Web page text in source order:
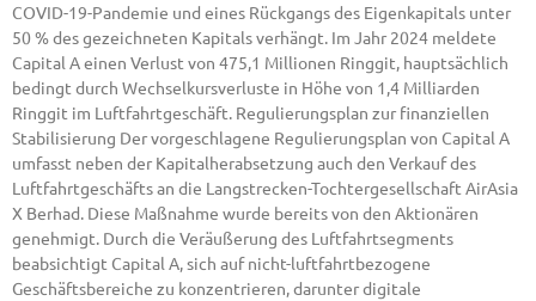
COVID-19-Pandemie und eines Rückgangs des Eigenkapitals unter
50 % des gezeichneten Kapitals verhängt. Im Jahr 2024 meldete
Capital A einen Verlust von 475,1 Millionen Ringgit, hauptsächlich
bedingt durch Wechselkursverluste in Höhe von 1,4 Milliarden
Ringgit im Luftfahrtgeschäft. Regulierungsplan zur finanziellen
Stabilisierung Der vorgeschlagene Regulierungsplan von Capital A
umfasst neben der Kapitalherabsetzung auch den Verkauf des
Luftfahrtgeschäfts an die Langstrecken-Tochtergesellschaft AirAsia
X Berhad. Diese Maßnahme wurde bereits von den Aktionären
genehmigt. Durch die Veräußerung des Luftfahrtsegments
beabsichtigt Capital A, sich auf nicht-luftfahrtbezogene
Geschäftsbereiche zu konzentrieren, darunter digitale